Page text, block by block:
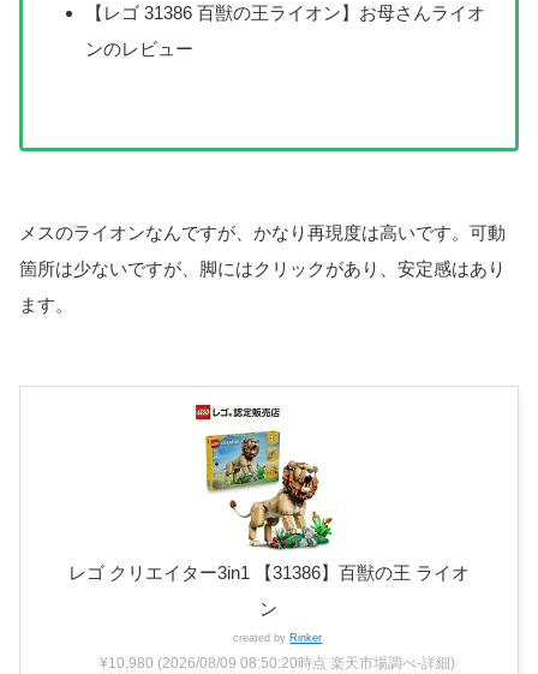
【レゴ 31386 百獣の王ライオン】お母さんライオ
ンのレビュー
メスのライオンなんですが、かなり再現度は高いです。可動
箇所は少ないですが、脚にはクリックがあり、安定感はあり
ます。
レゴ クリエイター3in1 【31386】百獣の王 ライオ
ン
created by Rinker
¥10,980 (2026/08/09 08:50:20時点 楽天市場調べ-詳細)